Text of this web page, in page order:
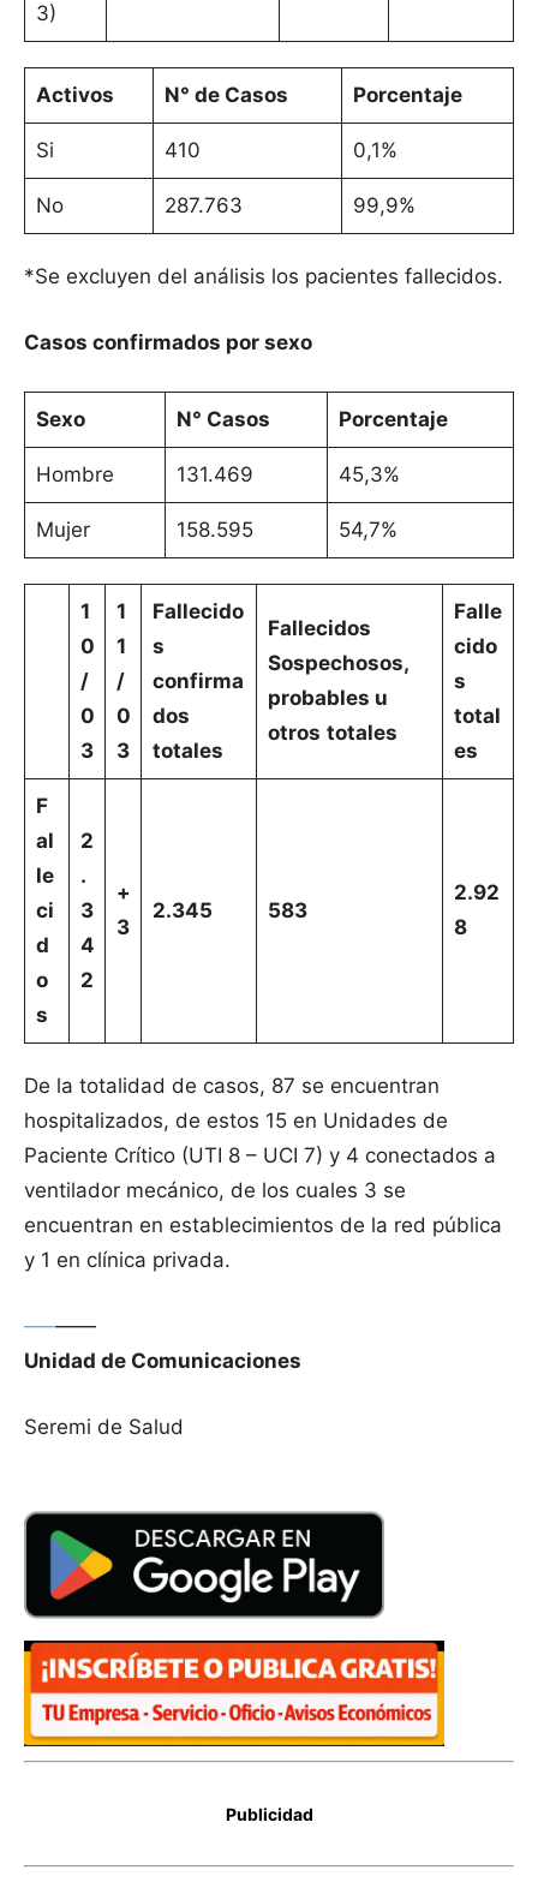
3)
Activos N° de Casos Porcentaje
Si 410 0,1%
No 287.763 99,9%
*Se excluyen del análisis los pacientes fallecidos.
Casos confirmados por sexo
Sexo N° Casos Porcentaje
Hombre 131.469 45,3%
Mujer 158.595 54,7%
1
0
/
0
3
1
1
/
0
3
Fallecido
s
confirma
dos
totales
Fallecidos
Sospechosos,
probables u
otros totales
Falle
cido
s
total
es
F
al
le
ci
d
o
s
2
.
3
4
2
+
3
2.345 583
2.92
8
De la totalidad de casos, 87 se encuentran
hospitalizados, de estos 15 en Unidades de
Paciente Crítico (UTI 8 – UCI 7) y 4 conectados a
ventilador mecánico, de los cuales 3 se
encuentran en establecimientos de la red pública
y 1 en clínica privada.
—–——
Unidad de Comunicaciones
Seremi de Salud
Publicidad